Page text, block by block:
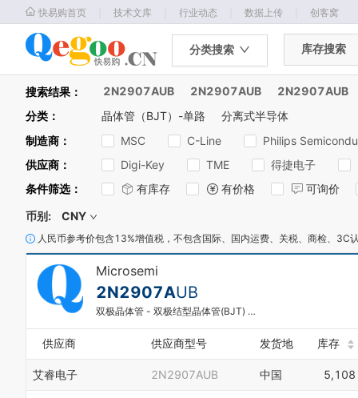
快易购首页 技术文库 行业动态 数据上传 创客窝
分类搜索 库存搜索
搜索结果： 2N2907AUB 2N2907AUB
2N2907AUB
分类 ： 晶体管（BJT）-单路
分离式半导体
制造商 ： MSC C-Line
Philips
供应商 ： Digi-Key TME 得捷电子
条件筛选： 有库存 有价格
可询价
币别:
CNY
人民币参考价包含13%增值税，不包含国际、国内运费、关税、商检、3C
Microsemi
2N2907AUB
双极晶体管 - 双极结型晶体管(BJT) PNP Transistor
供应商 供应商型号 发货地 库存
艾睿电子 2N2907AUB 中国 5,108